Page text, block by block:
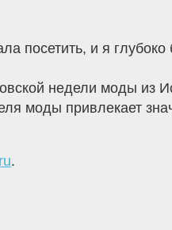
посетить, и я
недели моды из
моды привлекает
.